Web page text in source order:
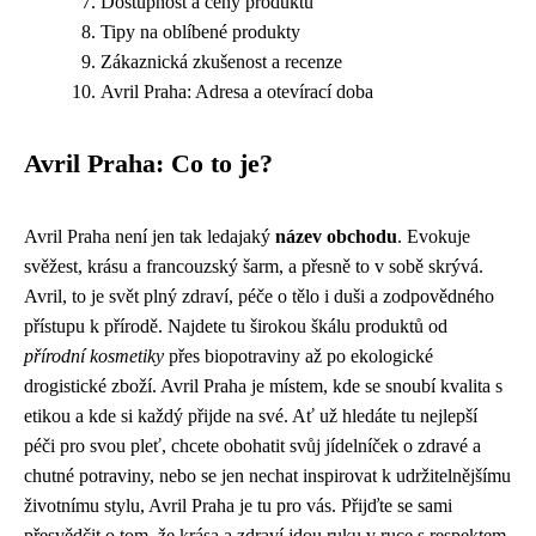
Tipy na oblíbené produkty
Zákaznická zkušenost a recenze
Avril Praha: Adresa a otevírací doba
Avril Praha: Co to je?
Avril Praha není jen tak ledajaký název obchodu. Evokuje
svěžest, krásu a francouzský šarm, a přesně to v sobě skrývá.
Avril, to je svět plný zdraví, péče o tělo i duši a zodpovědného
přístupu k přírodě. Najdete tu širokou škálu produktů od
přírodní kosmetiky přes biopotraviny až po ekologické
drogistické zboží. Avril Praha je místem, kde se snoubí kvalita s
etikou a kde si každý přijde na své. Ať už hledáte tu nejlepší
péči pro svou pleť, chcete obohatit svůj jídelníček o zdravé a
chutné potraviny, nebo se jen nechat inspirovat k udržitelnějšímu
životnímu stylu, Avril Praha je tu pro vás. Přijďte se sami